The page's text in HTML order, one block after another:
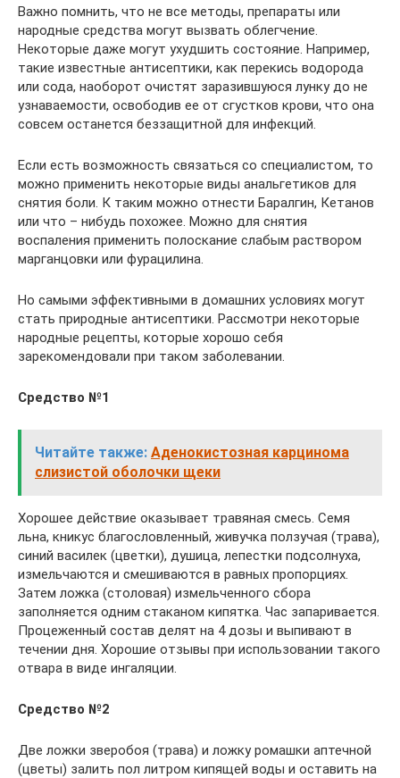
Важно помнить, что не все методы, препараты или
народные средства могут вызвать облегчение.
Некоторые даже могут ухудшить состояние. Например,
такие известные антисептики, как перекись водорода
или сода, наоборот очистят заразившуюся лунку до не
узнаваемости, освободив ее от сгустков крови, что она
совсем останется беззащитной для инфекций.
Если есть возможность связаться со специалистом, то
можно применить некоторые виды анальгетиков для
снятия боли. К таким можно отнести Баралгин, Кетанов
или что – нибудь похожее. Можно для снятия
воспаления применить полоскание слабым раствором
марганцовки или фурацилина.
Но самыми эффективными в домашних условиях могут
стать природные антисептики. Рассмотри некоторые
народные рецепты, которые хорошо себя
зарекомендовали при таком заболевании.
Средство №1
Читайте также: Аденокистозная карцинома
слизистой оболочки щеки
Хорошее действие оказывает травяная смесь. Семя
льна, кникус благословленный, живучка ползучая (трава),
синий василек (цветки), душица, лепестки подсолнуха,
измельчаются и смешиваются в равных пропорциях.
Затем ложка (столовая) измельченного сбора
заполняется одним стаканом кипятка. Час запаривается.
Процеженный состав делят на 4 дозы и выпивают в
течении дня. Хорошие отзывы при использовании такого
отвара в виде ингаляции.
Средство №2
Две ложки зверобоя (трава) и ложку ромашки аптечной
(цветы) залить пол литром кипящей воды и оставить на